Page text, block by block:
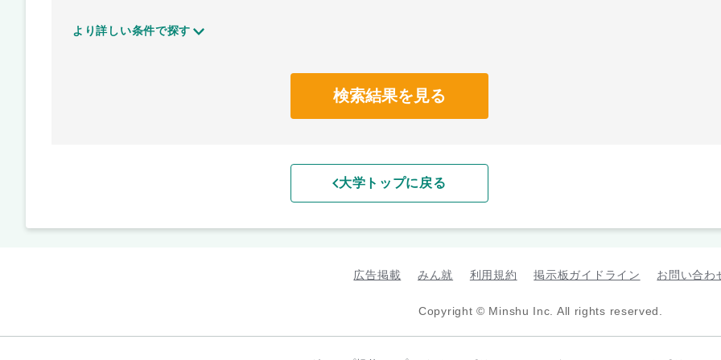
より詳しい条件で探す
検索結果を見る
大学トップに戻る
広告掲載 みん就 利用規約 掲示板ガイドライン お問い合わ
Copyright © Minshu Inc. All rights reserved.